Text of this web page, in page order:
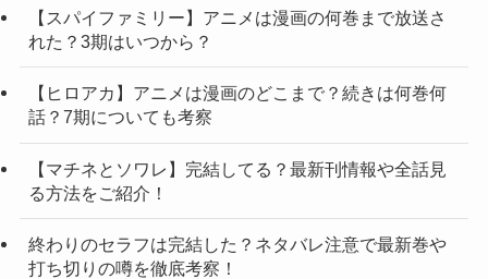
【スパイファミリー】アニメは漫画の何巻まで放送さ
れた？3期はいつから？
【ヒロアカ】アニメは漫画のどこまで？続きは何巻何
話？7期についても考察
【マチネとソワレ】完結してる？最新刊情報や全話見
る方法をご紹介！
終わりのセラフは完結した？ネタバレ注意で最新巻や
打ち切りの噂を徹底考察！